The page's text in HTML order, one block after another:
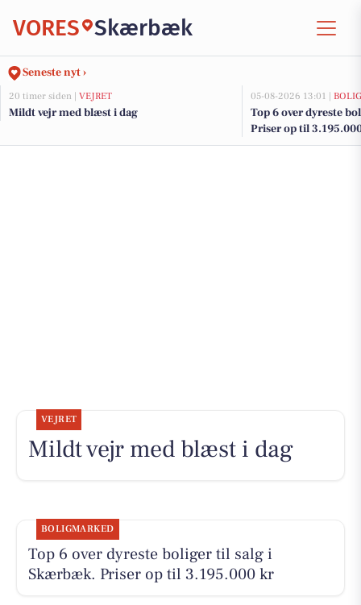
VORES Skærbæk
Seneste nyt ›
20 timer siden | VEJRET
Mildt vejr med blæst i dag
05-08-2026 13:01 |
Top 6 over dyreste
Priser op til
VEJRET
Mildt vejr med blæst i dag
BOLIGMARKED
Top 6 over dyreste boliger til salg i
Skærbæk. Priser op til 3.195.000 kr